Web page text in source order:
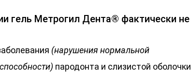
гель Метрогил Дента® фактически не
(нарушения нормальной
пародонта и слизистой оболочки